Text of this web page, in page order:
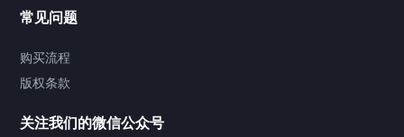
Chiller气体控温系统
常见问题
购买流程
版权条款
关注我们的微信公众号